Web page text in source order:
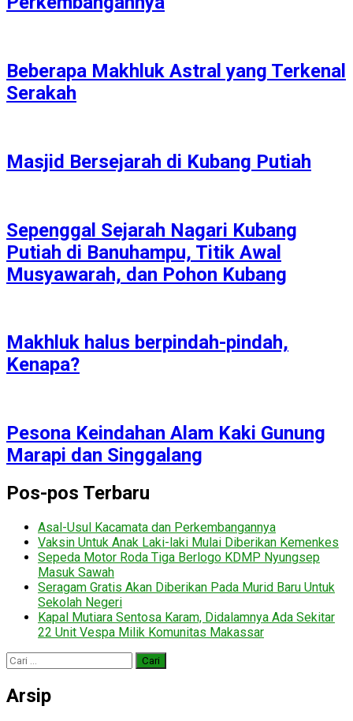
Beberapa Makhluk Astral yang Terkenal
Serakah
Masjid Bersejarah di Kubang Putiah
Sepenggal Sejarah Nagari Kubang
Putiah di Banuhampu, Titik Awal
Musyawarah, dan Pohon Kubang
Makhluk halus berpindah-pindah,
Kenapa?
Pesona Keindahan Alam Kaki Gunung
Marapi dan Singgalang
Pos-pos Terbaru
Asal-Usul Kacamata dan Perkembangannya
Vaksin Untuk Anak Laki-laki Mulai Diberikan Kemenkes
Sepeda Motor Roda Tiga Berlogo KDMP Nyungsep
Masuk Sawah
Seragam Gratis Akan Diberikan Pada Murid Baru Untuk
Sekolah Negeri
Kapal Mutiara Sentosa Karam, Didalamnya Ada Sekitar
22 Unit Vespa Milik Komunitas Makassar
Cari
untuk:
Arsip